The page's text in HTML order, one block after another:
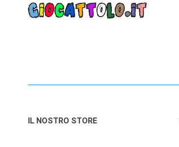
IL NOSTRO STORE